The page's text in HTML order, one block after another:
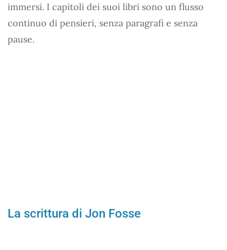
immersi. I capitoli dei suoi libri sono un flusso
continuo di pensieri, senza paragrafi e senza
pause.
La scrittura di Jon Fosse